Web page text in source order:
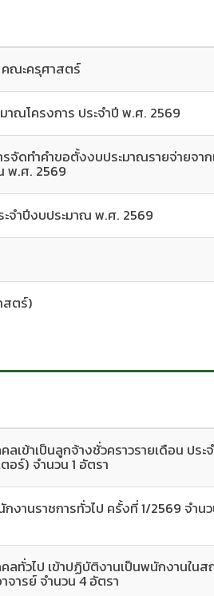
คณะครุศาสตร์
ณโครงการ ประจำปี พ.ศ. 2569
จัดทำคำขอตั้งงบประมาณรายจ่ายจาก
พ.ศ. 2569
จำปีงบประมาณ พ.ศ. 2569
สตร์)
ข้าเป็นลูกจ้างชั่วคราวรายเดือน ประ
ร์) จำนวน 1 อัตรา
านราชการทั่วไป ครั้งที่ 1/2569 จำน
ทั่วไป เข้าปฏิบัติงานเป็นพนักงานในส
จารย์ จำนวน 4 อัตรา